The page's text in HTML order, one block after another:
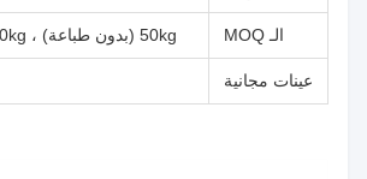
الـ MOQ 50kg (بدون طباعة) ، 100kg (مطبوعة)
عينات مجانية